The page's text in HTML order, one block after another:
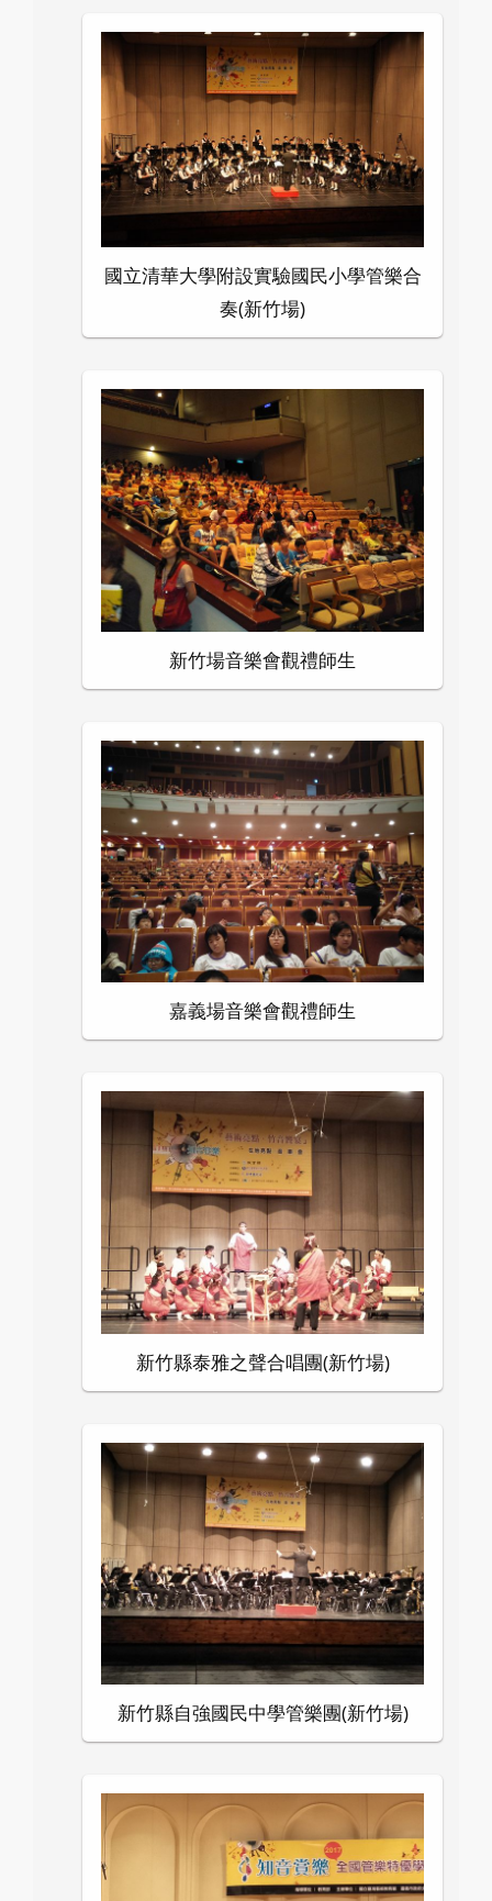
國立清華大學附設實驗國民小學管樂合
奏(新竹場)
新竹場音樂會觀禮師生
嘉義場音樂會觀禮師生
新竹縣泰雅之聲合唱團(新竹場)
新竹縣自強國民中學管樂團(新竹場)